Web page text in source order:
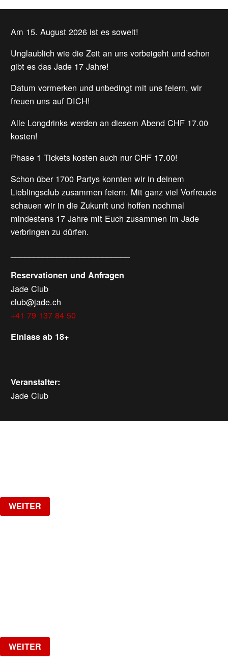
Am 15. August 2026 ist es soweit!
Unglaublich wie die Zeit an uns vorbeigeht und schon
gibt es das Jade 17 Jahre!
Datum vormerken und unbedingt mit uns feiern, wir
freuen uns auf DICH!
Alle Longdrinks werden an diesem Abend CHF 17.00
kosten!
Phase 1 Tickets kosten auch nur CHF 17.00!
Schon über 1700 Partys konnten wir in deinem
Lieblingsclub zusammen feiern. Mit ganz viel Vorfreude
schauen wir in die Zukunft und hoffen nochmal
mindestens 17 Jahre mit Euch zusammen im Jade
verbringen zu dürfen.
Reservationen und Anfragen
Jade Club
club@jade.ch
+41 79 137 84 50
Einlass ab 18+
Veranstalter:
Jade Club
WEITER
WEITER